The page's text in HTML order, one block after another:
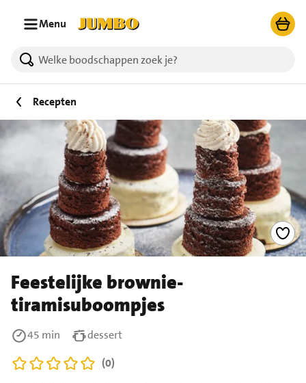
Menu
Recepten
Feestelijke brownie-
tiramisuboompjes
45 min
dessert
(0)